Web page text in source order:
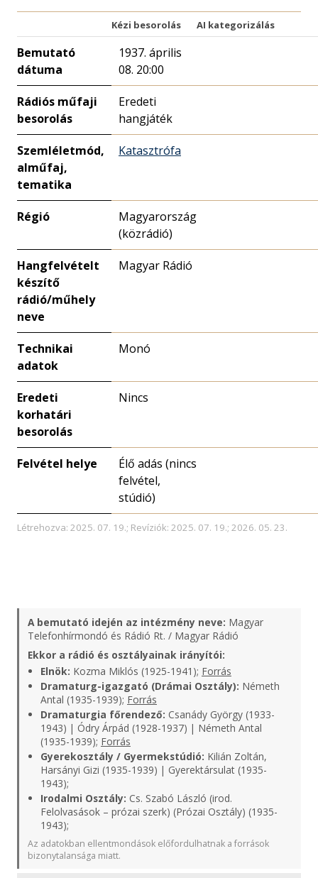
Kézi besorolás AI kategorizálás
Bemutató
dátuma
1937. április
08. 20:00
Rádiós műfaji
besorolás
Eredeti
hangjáték
Szemléletmód,
alműfaj,
tematika
Katasztrófa
Régió
Magyarország
(közrádió)
Hangfelvételt
készítő
rádió/műhely
neve
Magyar Rádió
Technikai
adatok
Monó
Eredeti
korhatári
besorolás
Nincs
Felvétel helye
Élő adás (nincs
felvétel,
stúdió)
Létrehozva: 2025. 07. 19.; Revíziók: 2025. 07. 19.; 2026. 05. 23.
A bemutató idején az intézmény neve: Magyar
Telefonhírmondó és Rádió Rt. / Magyar Rádió
Ekkor a rádió és osztályainak irányítói:
Elnök: Kozma Miklós (1925-1941); Forrás
Dramaturg-igazgató (Drámai Osztály): Németh
Antal (1935-1939); Forrás
Dramaturgia főrendező: Csanády György (1933-
1943) | Ódry Árpád (1928-1937) | Németh Antal
(1935-1939); Forrás
Gyerekosztály / Gyermekstúdió: Kilián Zoltán,
Harsányi Gizi (1935-1939) | Gyerektársulat (1935-
1943);
Irodalmi Osztály: Cs. Szabó László (irod.
Felolvasások – prózai szerk) (Prózai Osztály) (1935-
1943);
Az adatokban ellentmondások előfordulhatnak a források
bizonytalansága miatt.